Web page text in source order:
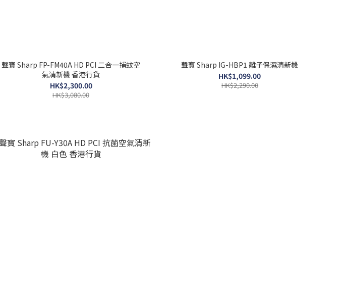
聲寶 Sharp FP-FM40A HD PCI 二合一捕蚊空
氣清新機 香港行貨
HK$2,300.00
HK$3,080.00
聲寶 Sharp IG-HBP1 離子保濕清新機
HK$1,099.00
HK$2,290.00